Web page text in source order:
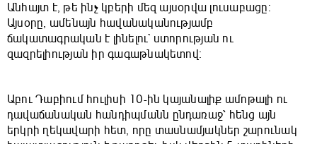
Անհայտ է, թե ինչ կբերի մեզ այսօրվա լուսաբացը:
Այսօրը, ամենայն հավանականությամբ
ճակատագրական է լինելու` ստորության ու
զազրելիության իր գագաթնակետով։
Աբու Դաբիում հուլիսի 10-ին կայանալիք ամոթալի ու
դավաճանական հանդիպմանն ընդառաջ՝ հենց այն
երկրի ղեկավարի հետ, որը տասնամյակներ շարունակ